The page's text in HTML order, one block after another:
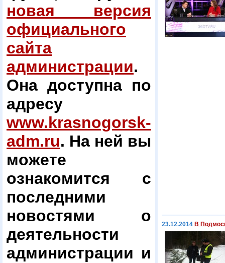
новая версия
официального
сайта
администрации.
Она доступна по
адресу
www.krasnogorsk-
adm.ru. На ней вы
можете
ознакомится с
последними
новостями о
деятельности
администрации и
23.12.2014 В